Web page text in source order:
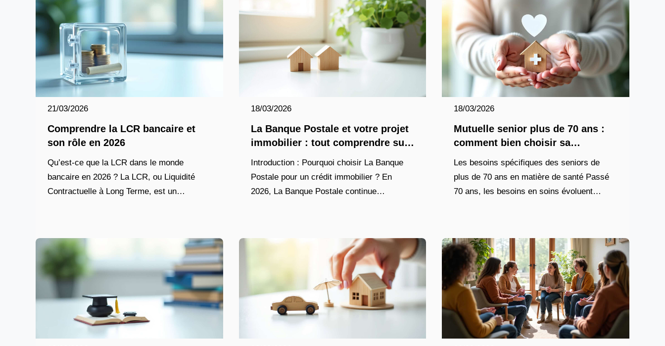
21/03/2026
Comprendre la LCR bancaire et
son rôle en 2026
Qu’est-ce que la LCR dans le monde
bancaire en 2026 ? La LCR, ou Liquidité
Contractuelle à Long Terme, est un
18/03/2026
La Banque Postale et votre projet
immobilier : tout comprendre sur
Introduction : Pourquoi choisir La Banque
Postale pour un crédit immobilier ? En
2026, La Banque Postale continue
18/03/2026
Mutuelle senior plus de 70 ans :
comment bien choisir sa
complémentaire santé à cet âge ?
Les besoins spécifiques des seniors de
plus de 70 ans en matière de santé Passé
70 ans, les besoins en soins évoluent